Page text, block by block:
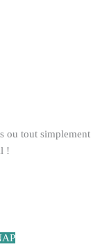
ou tout simplement
!